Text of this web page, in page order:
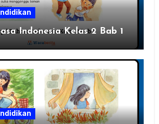
Indonesia Kelas 2 Bab 1